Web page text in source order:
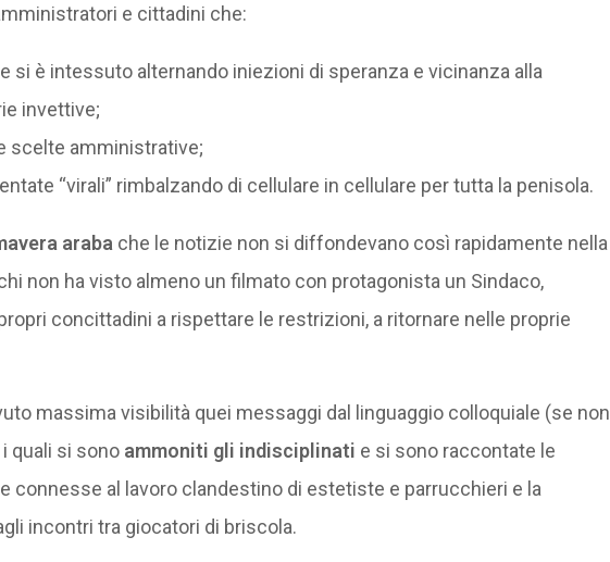
e cittadini che:
si è intessuto alternando iniezioni di speranza e vicinanza alla
invettive;
scelte amministrative;
“virali” rimbalzando di cellulare in cellulare per tutta la penisola.
araba che le notizie non si diffondevano così rapidamente nella
non ha visto almeno un filmato con protagonista un Sindaco,
concittadini a rispettare le restrizioni, a ritornare nelle proprie
massima visibilità quei messaggi dal linguaggio colloquiale (se non
quali si sono ammoniti gli indisciplinati e si sono raccontate le
connesse al lavoro clandestino di estetiste e parrucchieri e la
incontri tra giocatori di briscola.